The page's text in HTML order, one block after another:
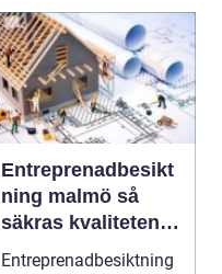
Entreprenadbesikt
ning malmö så
säkras kvaliteten i
byggprojekt
Entreprenadbesiktning